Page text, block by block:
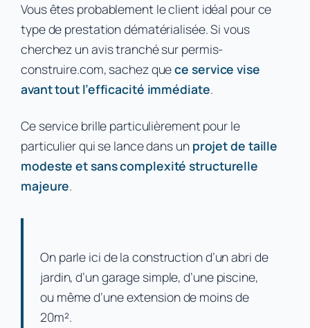
Vous êtes probablement le client idéal pour ce
type de prestation dématérialisée. Si vous
cherchez un avis tranché sur permis-
construire.com, sachez quece service vise
avant tout l’efficacité immédiate.
Ce service brille particulièrement pour le
particulier qui se lance dans un projet de taille
modeste et sans complexité structurelle
majeure.
On parle ici de la construction d’un abri de
jardin, d’un garage simple, d’une piscine,
ou même d’une extension de moins de
20m².